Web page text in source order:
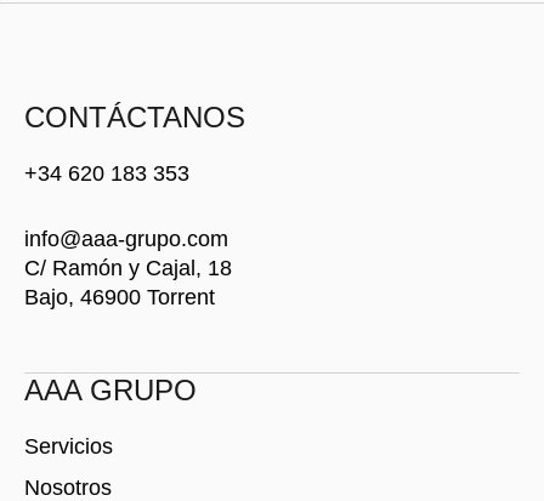
CONTÁCTANOS
+34 620 183 353
info@aaa-grupo.com
C/ Ramón y Cajal, 18
Bajo, 46900 Torrent
AAA GRUPO
Servicios
Nosotros